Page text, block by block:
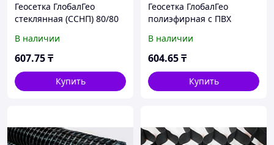
Геосетка ГлобалГео
стеклянная (ССНП) 80/80
В наличии
607.75₸
Купить
Геосетка ГлобалГео
полиэфирная с ПВХ
кН/м
В наличии
604.65₸
Купить